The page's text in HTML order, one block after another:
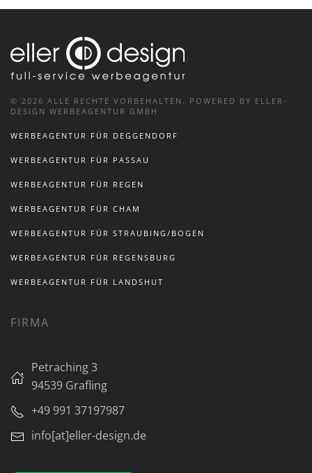
© 2026 ALLE RECHTE VORBEHALTEN. POWERED BY ELLER-
DESIGN WERBEAGENTUR GMBH
WERBEAGENTUR FÜR DEGGENDORF
WERBEAGENTUR FÜR PASSAU
WERBEAGENTUR FÜR REGEN
WERBEAGENTUR FÜR CHAM
WERBEAGENTUR FÜR STRAUBING/BOGEN
WERBEAGENTUR FÜR REGENSBURG
WERBEAGENTUR FÜR LANDSHUT
FIRMA
Petraching 3
94539 Grafling
+49 991 37197987
info[at]eller-design.de